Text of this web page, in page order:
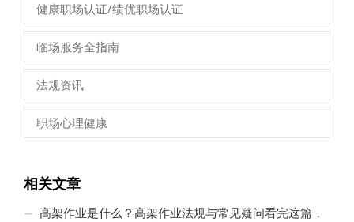
健康职场认证/绩优职场认证
临场服务全指南
法规资讯
职场心理健康
相关文章
高架作业是什么？高架作业法规与常见疑问看完这篇，